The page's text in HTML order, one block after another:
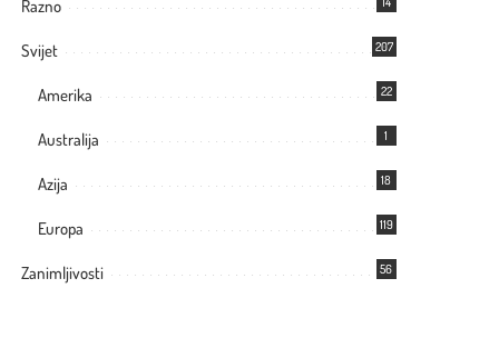
Razno
Svijet 207
Amerika 22
Australija 1
Azija 18
Europa 119
Zanimljivosti 56